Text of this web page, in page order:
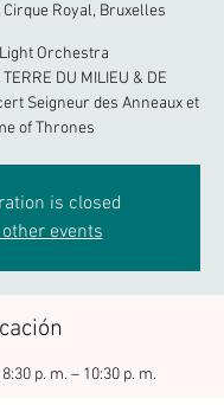
Cirque Royal, Bruxelles
Orchestra
DU MILIEU & DE
Seigneur des Anneaux et
of Thrones
is closed
events
p. m. – 10:30 p. m.